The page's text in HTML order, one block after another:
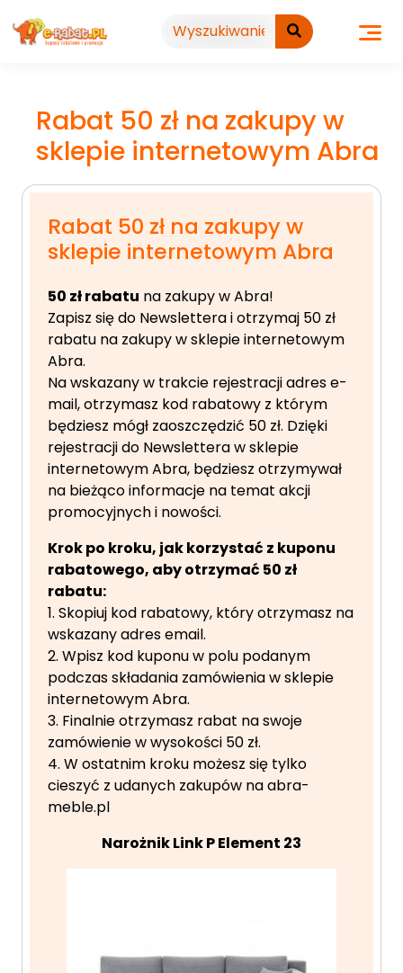
do
treści
Rabat 50 zł na zakupy w
sklepie internetowym Abra
Rabat 50 zł na zakupy w
sklepie internetowym Abra
50 zł rabatu na zakupy w Abra!
Zapisz się do Newslettera i otrzymaj 50 zł
rabatu na zakupy w sklepie internetowym
Abra.
Na wskazany w trakcie rejestracjiadres e-
mail, otrzymasz kod rabatowy z którym
będziesz mógł zaoszczędzić 50 zł. Dzięki
rejestracji do Newslettera w sklepie
internetowym Abra, będziesz otrzymywał
na bieżąco informacje na temat akcji
promocyjnych i nowości.
Krok po kroku, jak korzystać z kuponu
rabatowego, aby otrzymać 50 zł
rabatu:
1. Skopiuj kod rabatowy, który otrzymasz na
wskazany adres email.
2. Wpisz kod kuponu w polu podanym
podczas składania zamówienia w sklepie
internetowym Abra.
3. Finalnie otrzymasz rabat na swoje
zamówienie w wysokości 50 zł.
4. W ostatnim kroku możesz się tylko
cieszyć z udanych zakupów na abra-
meble.pl
Narożnik Link P Element 23